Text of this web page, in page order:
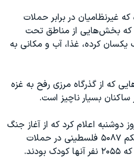
نوبل صلح
«سی‌پک»
غیرنظامیان در برابر حملات
که بخش‌هایی از مناطق تحت
کرده، غذا، آب و مکانی به
که از گذرگاه مرزی رفح به غزه
ساکنان بسیار ناچیز است.
دوشنبه اعلام کرد که از آغاز جنگ
در ۱۵ مهر تا کنون دستکم ۵۰۸۷ فلسطینی در حملات